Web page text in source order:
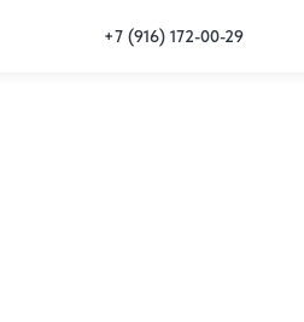
+7 (916) 172-00-29